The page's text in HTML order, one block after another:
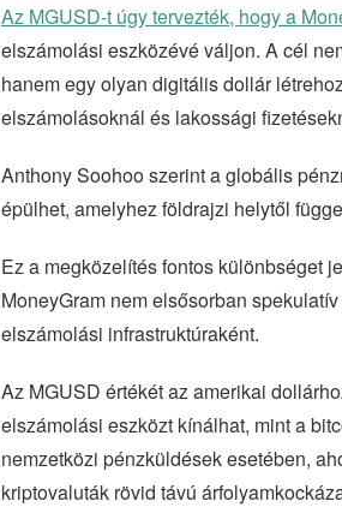
Az MGUSD-t úgy tervezték, hogy a
elszámolási eszközévé váljon. A cél
hanem egy olyan digitális dollár
elszámolásoknál és lakossági
Anthony Soohoo szerint a globális
épülhet, amelyhez földrajzi helytől
Ez a megközelítés fontos különbséget
MoneyGram nem elsősorban
elszámolási infrastruktúraként.
Az MGUSD értékét az amerikai
elszámolási eszközt kínálhat, mint a
nemzetközi pénzküldések esetében,
kriptovaluták rövid távú